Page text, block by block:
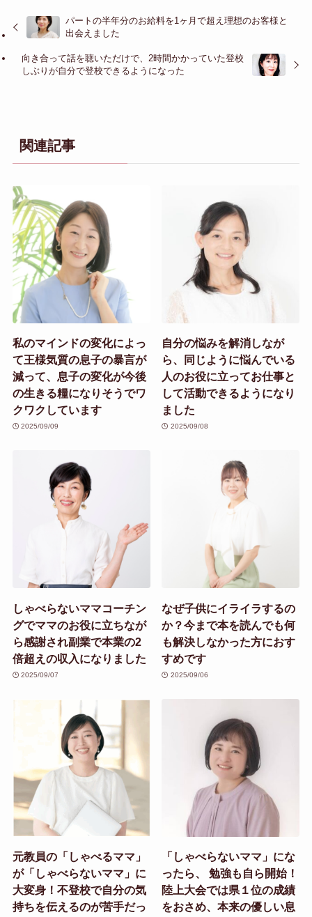
パートの半年分のお給料を1ヶ月で超え理想のお客様と
出会えました
向き合って話を聴いただけで、2時間かかっていた登校
しぶりが自分で登校できるようになった
関連記事
私のマインドの変化によっ
て王様気質の息子の暴言が
減って、息子の変化が今後
の生きる糧になりそうでワ
クワクしています
2025/09/09
自分の悩みを解消しなが
ら、同じように悩んでいる
人のお役に立ってお仕事と
して活動できるようになり
ました
2025/09/08
しゃべらないママコーチン
グでママのお役に立ちなが
ら感謝され副業で本業の2
倍超えの収入になりました
2025/09/07
なぜ子供にイライラするの
か？今まで本を読んでも何
も解決しなかった方におす
すめです
2025/09/06
元教員の「しゃべるママ」
が「しゃべらないママ」に
大変身！不登校で自分の気
持ちを伝えるのが苦手だっ
「しゃべらないママ」にな
ったら、 勉強も自ら開始！
陸上大会では県１位の成績
をおさめ、本来の優しい息